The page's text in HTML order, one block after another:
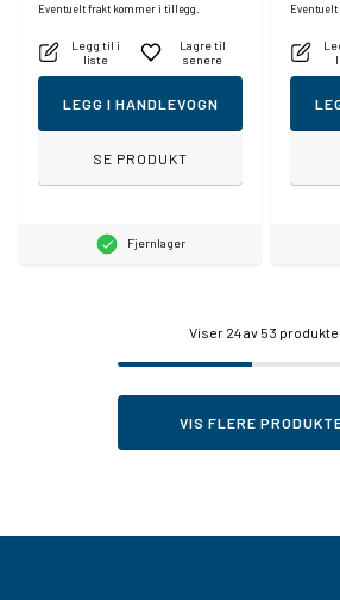
Eventuelt frakt kommer i tillegg.
Legg til i
liste
Lagre til
senere
LEGG I HANDLEVOGN
SE PRODUKT
Fjernlager
Viser 24av 53
VIS FLERE